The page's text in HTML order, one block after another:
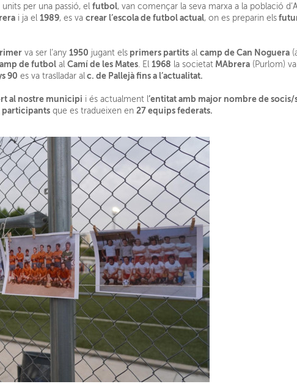
units per una passió, el futbol, van començar la seva marxa a la població
i ja el 1989, es va crear l’escola de futbol actual, on es preparin els
va ser l’any 1950 jugant elsprimers partitsal camp de Can Noguera
de futbolal Camí de les Mates. El 1968 la societat MAbrera(Purlom)
90 es va traslladar al c. de Pallejà fins a l’actualitat.
al nostre municipi i és actualment l ’entitat amb major nombre de socis/
que es tradueixen en 27 equips federats.